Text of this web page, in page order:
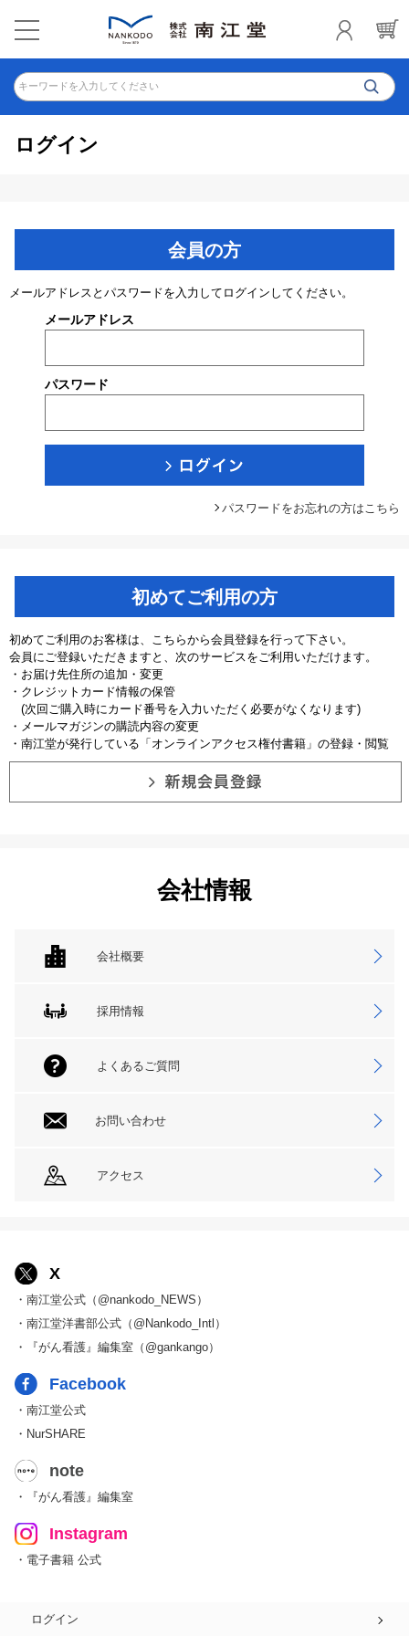
キーワードを入力してください
ログイン
会員の方
メールアドレスとパスワードを入力してログインしてください。
メールアドレス
パスワード
パスワードをお忘れの方はこちら
初めてご利用の方
初めてご利用のお客様は、こちらから会員登録を行って下さい。
会員にご登録いただきますと、次のサービスをご利用いただけます。
・お届け先住所の追加・変更
・クレジットカード情報の保管
(次回ご購入時にカード番号を入力いただく必要がなくなります)
・メールマガジンの購読内容の変更
・南江堂が発行している「オンラインアクセス権付書籍」の登録・閲覧
会社情報
会社概要
採用情報
よくあるご質問
お問い合わせ
アクセス
X
・南江堂公式（@nankodo_NEWS）
・南江堂洋書部公式（@Nankodo_Intl）
・『がん看護』編集室（@gankango）
Facebook
・南江堂公式
・NurSHARE
note
・『がん看護』編集室
Instagram
・電子書籍 公式
ログイン